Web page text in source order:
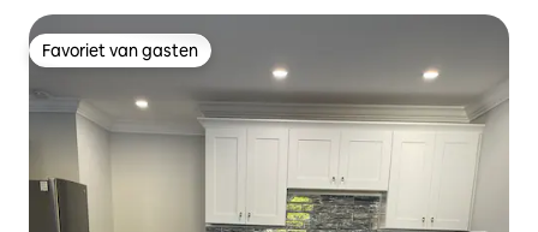
Favoriet van gasten
Favoriet van gasten